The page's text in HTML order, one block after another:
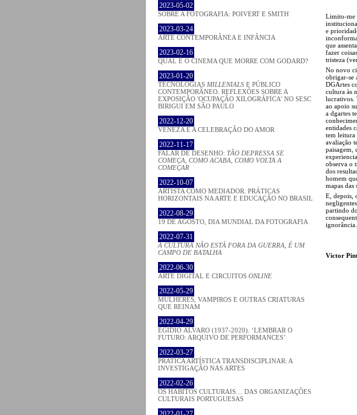
2023-05-02
SOBRE A FOTOGRAFIA: POIVERT E SMITH
2023-03-24
ARTE CONTEMPORÂNEA E INFÂNCIA
2023-02-16
QUAL É O CINEMA QUE MORRE COM GODARD?
2023-01-20
TECNOLOGIAS MILLENIALS E PÚBLICO
CONTEMPORÂNEO. REFLEXÕES SOBRE A
EXPOSIÇÃO 'OCUPAÇÃO XILOGRÁFICA' NO SESC
BIRIGUI EM SÃO PAULO
2022-12-20
VENEZA E A CELEBRAÇÃO DO AMOR
2022-11-17
FALAR DE DESENHO: TÃO DEPRESSA SE
COMEÇA, COMO ACABA, COMO VOLTA A
COMEÇAR
2022-10-07
ARTISTA COMO MEDIADOR. PRÁTICAS
HORIZONTAIS NA ARTE E EDUCAÇÃO NO BRASIL
2022-08-29
19 DE AGOSTO, DIA MUNDIAL DA FOTOGRAFIA
2022-07-31
A CULTURA NÃO ESTÁ FORA DA GUERRA, É UM
CAMPO DE BATALHA
2022-06-30
ARTE DIGITAL E CIRCUITOS ONLINE
2022-05-29
MULHERES, VAMPIROS E OUTRAS CRIATURAS
QUE REINAM
2022-04-29
EGÍDIO ÁLVARO (1937-2020). ‘LEMBRAR O
FUTURO: ARQUIVO DE PERFORMANCES’
2022-03-27
PRATICA ARTÍSTICA TRANSDISCIPLINAR: A
INVESTIGAÇÃO NAS ARTES
2022-02-26
OS HÁBITOS CULTURAIS… DAS ORGANIZAÇÕES
CULTURAIS PORTUGUESAS
Limito-me
e
que
fazer
tristeza
No novo
obrigar-se
DGArtes
cultura às
lucrativos.
ao apoio
a dgartes
entidades
tem leitura
avaliação
paisagem,
observa o
dos
homem
mapas das
E, depois,
partindo
Victor